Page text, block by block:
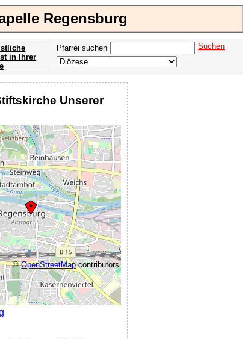
Regensburg
Pfarrei suchen Suchen
in Ihrer
Unserer
©OpenStreetMapcontributors